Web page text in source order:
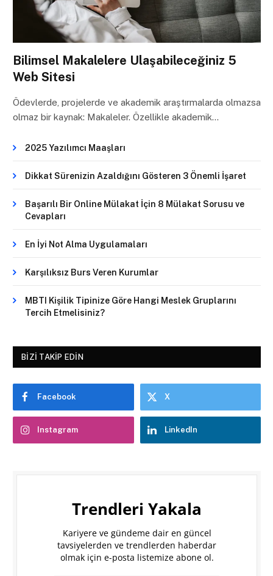
Bilimsel Makalelere Ulaşabileceğiniz 5
Web Sitesi
Ödevlerde, projelerde ve akademik araştırmalarda olmazsa
olmaz bir kaynak: Makaleler. Özellikle akademik…
2025 Yazılımcı Maaşları
Dikkat Sürenizin Azaldığını Gösteren 3 Önemli İşaret
Başarılı Bir Online Mülakat İçin 8 Mülakat Sorusu ve
Cevapları
En İyi Not Alma Uygulamaları
Karşılıksız Burs Veren Kurumlar
MBTI Kişilik Tipinize Göre Hangi Meslek Gruplarını
Tercih Etmelisiniz?
BIZI TAKIP EDIN
Facebook X
Instagram LinkedIn
Trendleri Yakala
Kariyere ve gündeme dair en güncel
tavsiyelerden ve trendlerden haberdar
olmak için e-posta listemize abone ol.